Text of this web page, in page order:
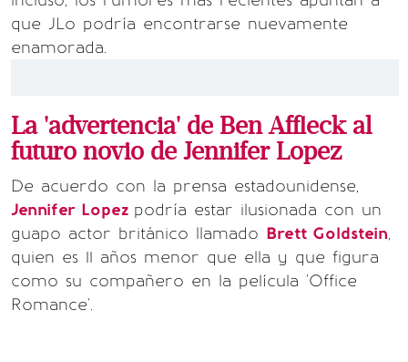
que JLo podría encontrarse nuevamente
enamorada.
La 'advertencia' de Ben Affleck al
futuro novio de Jennifer Lopez
De acuerdo con la prensa estadounidense,
Jennifer Lopez podría estar ilusionada con un
guapo actor británico llamado Brett Goldstein,
quien es 11 años menor que ella y que figura
como su compañero en la película 'Office
Romance'.